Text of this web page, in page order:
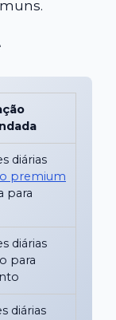
diárias
premium
para
diárias
para
diárias